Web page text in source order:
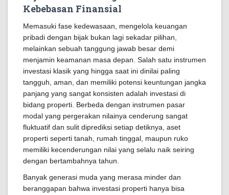
Kebebasan Finansial
Memasuki fase kedewasaan, mengelola keuangan
pribadi dengan bijak bukan lagi sekadar pilihan,
melainkan sebuah tanggung jawab besar demi
menjamin keamanan masa depan. Salah satu instrumen
investasi klasik yang hingga saat ini dinilai paling
tangguh, aman, dan memiliki potensi keuntungan jangka
panjang yang sangat konsisten adalah investasi di
bidang properti. Berbeda dengan instrumen pasar
modal yang pergerakan nilainya cenderung sangat
fluktuatif dan sulit diprediksi setiap detiknya, aset
properti seperti tanah, rumah tinggal, maupun ruko
memiliki kecenderungan nilai yang selalu naik seiring
dengan bertambahnya tahun.
Banyak generasi muda yang merasa minder dan
beranggapan bahwa investasi properti hanya bisa